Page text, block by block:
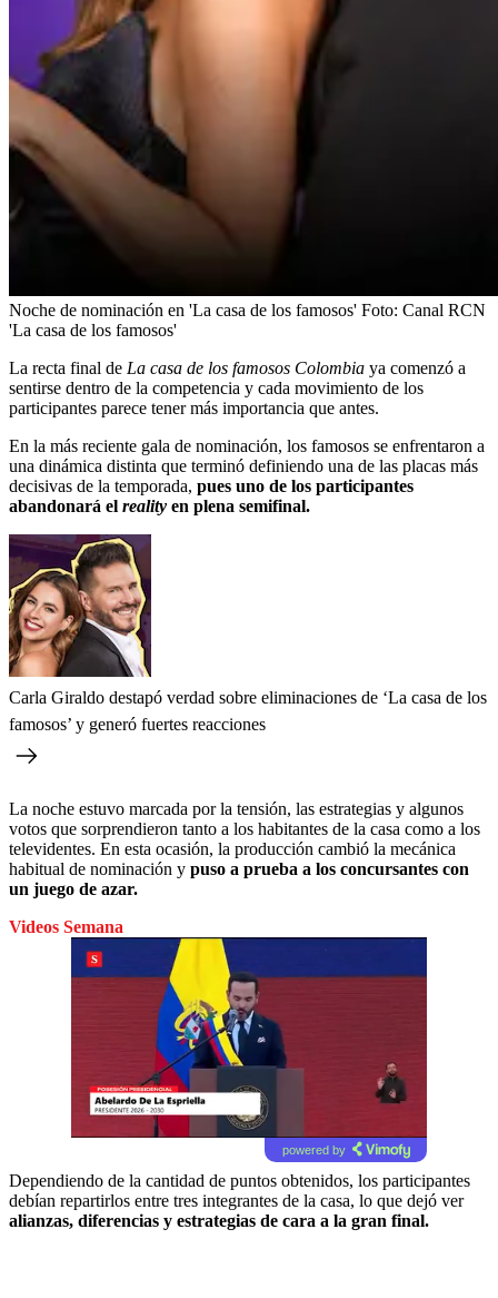
Noche de nominación en 'La casa de los famosos' Foto: Canal RCN
'La casa de los famosos'
La recta final de La casa de los famosos Colombia ya comenzó a
sentirse dentro de la competencia y cada movimiento de los
participantes parece tener más importancia que antes.
En la más reciente gala de nominación, los famosos se enfrentaron a
una dinámica distinta que terminó definiendo una de las placas más
decisivas de la temporada, pues uno de los participantes
abandonará el reality en plena semifinal.
Carla Giraldo destapó verdad sobre eliminaciones de ‘La casa de los
famosos’ y generó fuertes reacciones
La noche estuvo marcada por la tensión, las estrategias y algunos
votos que sorprendieron tanto a los habitantes de la casa como a los
televidentes. En esta ocasión, la producción cambió la mecánica
habitual de nominación y puso a prueba a los concursantes con
un juego de azar.
Videos Semana
powered by
Dependiendo de la cantidad de puntos obtenidos, los participantes
debían repartirlos entre tres integrantes de la casa, lo que dejó ver
alianzas, diferencias y estrategias de cara a la gran final.